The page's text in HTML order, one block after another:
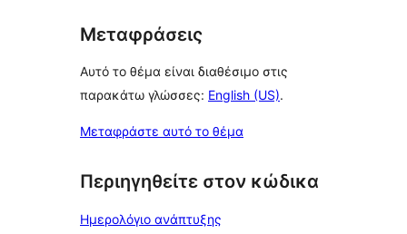
Μεταφράσεις
Αυτό το θέμα είναι διαθέσιμο στις
παρακάτω γλώσσες: English (US).
Μεταφράστε αυτό το θέμα
Περιηγηθείτε στον κώδικα
Ημερολόγιο ανάπτυξης